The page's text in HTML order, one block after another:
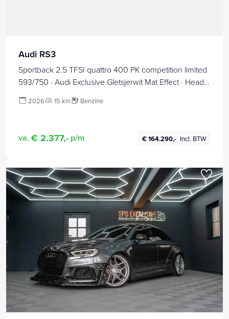
Audi RS3
Sportback 2.5 TFSI quattro 400 PK competition limited
593/750 · Audi Exclusive Gletsjerwit Mat Effect · Head-
sportuitlaat
2026 15 km Benzine
va. € 2.377,- p/m € 164.290,- Incl. BTW